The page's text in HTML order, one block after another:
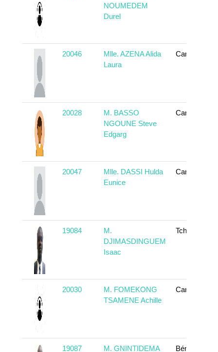
NOUMEDEM
Durel
20046
Mlle. AZENA Alida
Laura
Cameroun
20028
M. BASSO
NGOUNE Steve
Edgarg
Cameroun
20047
Mlle. DASSI Hulda
Eunice
Cameroun
19084
M.
DJIMASDINGUEM
Isaac
Tchad
20030
M. FOMEKONG
TSAMENE Achille
Cameroun
19087 M. GNINTIDEMA Bénin